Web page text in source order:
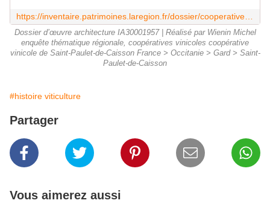
Dossier d’œuvre architecture IA30001957 | Réalisé par Wienin Michel
enquête thématique régionale, coopératives vinicoles coopérative
vinicole de Saint-Paulet-de-Caisson France > Occitanie > Gard > Saint-
Paulet-de-Caisson
#histoire viticulture
Partager
Vous aimerez aussi